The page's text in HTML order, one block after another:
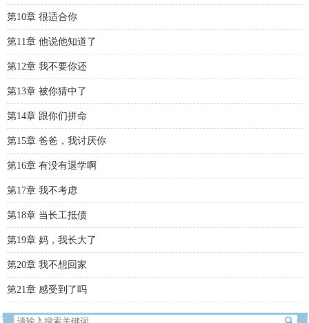
第10章 很适合你
第11章 他说他知道了
第12章 我不要你还
第13章 被你猜中了
第14章 跟你们拼命
第15章 爸爸，我讨厌你
第16章 有没有退学啊
第17章 我不考虑
第18章 当长工抵债
第19章 妈，我长大了
第20章 我不想回家
第21章 感受到了吗